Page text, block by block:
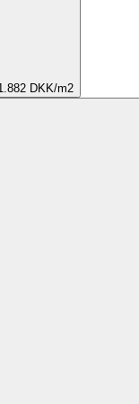
DKK/m2